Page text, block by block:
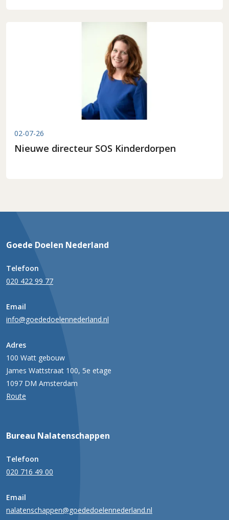
02-07-26
Nieuwe directeur SOS Kinderdorpen
Goede Doelen Nederland
Telefoon
020 422 99 77
Email
info@goededoelennederland.nl
Adres
100 Watt gebouw
James Wattstraat 100, 5e etage
1097 DM Amsterdam
Route
Bureau Nalatenschappen
Telefoon
020 716 49 00
Email
nalatenschappen@goededoelennederland.nl